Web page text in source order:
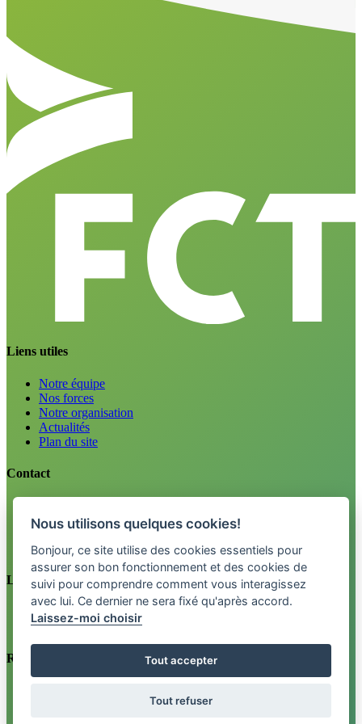
Liens utiles
Notre équipe
Nos forces
Notre organisation
Actualités
Plan du site
Contact
Renseignements
Tel. 0800 33 12 34
info@fctpension.swiss
Légal
Mentions légales
Politique de confidentialité
Retrouvez-nous sur
Nous utilisons quelques cookies!
Bonjour, ce site utilise des cookies essentiels pour
assurer son bon fonctionnement et des cookies de
suivi pour comprendre comment vous interagissez
avec lui. Ce dernier ne sera fixé qu'après accord.
Laissez-moi choisir
Tout accepter
Tout refuser